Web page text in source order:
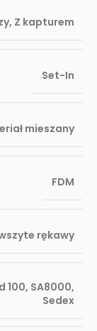
, Z kapturem
Set-In
mieszany
FDM
rękawy
100, SA8000,
Sedex